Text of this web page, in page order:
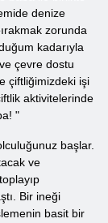
denize
zorunda
kadarıyla
çevre dostu
çiftliğimizdeki işi
aktivitelerinde
"
başlar.
ve
Bir ineği
basit bir